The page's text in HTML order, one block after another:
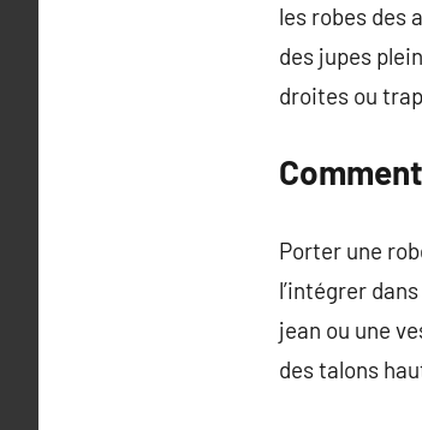
les robes des
des jupes
droites ou
Porter une
l’intégrer
jean ou une
des talons